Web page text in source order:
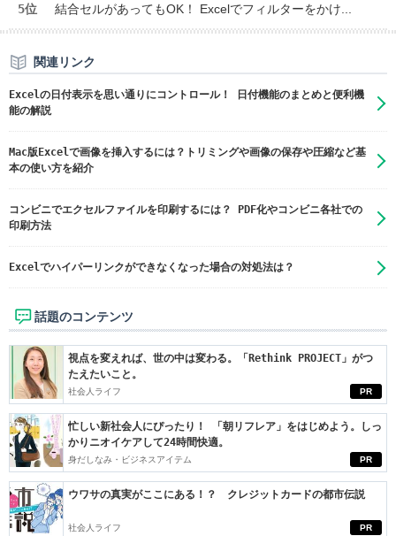
5位 結合セルがあってもOK！ Excelでフィルターをかけ...
関連リンク
Excelの日付表示を思い通りにコントロール！ 日付機能のまとめと便利機
能の解説
Mac版Excelで画像を挿入するには？トリミングや画像の保存や圧縮など基
本の使い方を紹介
コンビニでエクセルファイルを印刷するには？ PDF化やコンビニ各社での
印刷方法
Excelでハイパーリンクができなくなった場合の対処法は？
話題のコンテンツ
PR
視点を変えれば、世の中は変わる。「Rethink PROJECT」がつ
たえたいこと。
社会人ライフ
PR
忙しい新社会人にぴったり！ 「朝リフレア」をはじめよう。しっ
かりニオイケアして24時間快適。
身だしなみ・ビジネスアイテム
PR
ウワサの真実がここにある！？ クレジットカードの都市伝説
社会人ライフ